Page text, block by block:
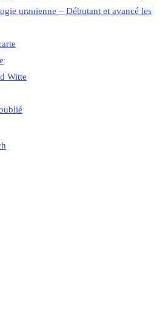
uranienne – Débutant et avancé les
Witte